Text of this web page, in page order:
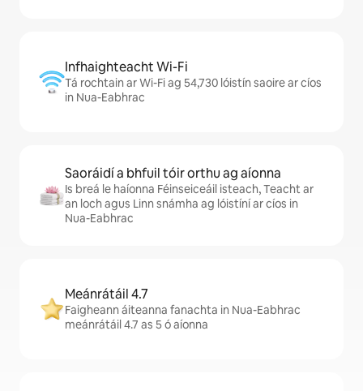
Infhaighteacht Wi-Fi
Tá rochtain ar Wi-Fi ag 54,730 lóistín saoire ar cíos
in Nua-Eabhrac
Saoráidí a bhfuil tóir orthu ag aíonna
Is breá le haíonna Féinseiceáil isteach, Teacht ar
an loch agus Linn snámha ag lóistíní ar cíos in
Nua-Eabhrac
Meánrátáil 4.7
Faigheann áiteanna fanachta in Nua-Eabhrac
meánrátáil 4.7 as 5 ó aíonna